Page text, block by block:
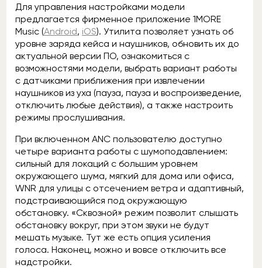
Для управления настройками модели
предлагается фирменное приложение 1MORE
Music (Android, iOS). Утилита позволяет узнать об
уровне заряда кейса и наушников, обновить их до
актуальной версии ПО, ознакомиться с
возможностями модели, выбрать вариант работы
с датчиками приближения при извлечении
наушников из уха (пауза, пауза и воспроизведение,
отключить любые действия), а также настроить
режимы прослушивания.
При включенном ANC пользователю доступно
четыре варианта работы с шумоподавлением:
сильный для локаций с большим уровнем
окружающего шума, мягкий для дома или офиса,
WNR для улицы с отсечением ветра и адаптивный,
подстраивающийся под окружающую
обстановку. «Сквозной» режим позволит слышать
обстановку вокруг, при этом звуки не будут
мешать музыке. Тут же есть опция усиления
голоса. Наконец, можно и вовсе отключить все
надстройки.